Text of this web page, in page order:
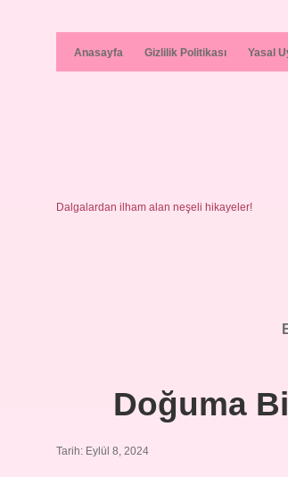
Anasayfa Gizlilik Politikası Yasal
Dalgalardan ilham alan neşeli hikayeler!
Doğuma
Tarih: Eylül 8, 2024